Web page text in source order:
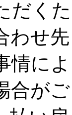
だく
わせ
情に
合が